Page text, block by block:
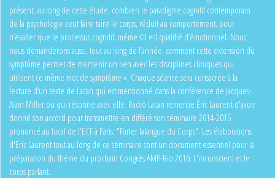
présent, au long de cette étude, combien le paradigme cognitif contemporain
de la psychologie veut faire taire le corps, réduit au comportement, pour
n’exalter que le processus cognitif, même s’il est qualifié d’émotionnel. Nous
nous demanderons aussi, tout au long de l’année, comment cette extension du
symptôme permet de maintenir un lien avec les disciplines cliniques qui
utilisent ce même mot de symptôme ». Chaque séance sera consacrée à la
lecture d’un texte de Lacan qui est mentionné dans la conférence de Jacques-
Alain Miller ou qui résonne avec elle. Radio Lacan remercie Éric Laurent d'avoir
donné son accord pour transmettre en différé son séminaire 2014-2015
prononcé au local de l'ECF à Paris: "Parler lalangue du Corps". Les élaborations
d'Eric Laurent tout au long de ce séminaire sont un document essentiel pour la
préparation du thème du prochain Congrès AMP-Rio 2016: L'inconscient et le
corps parlant.